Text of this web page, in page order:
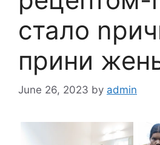
стало
прини
June 26, 2023 by admin